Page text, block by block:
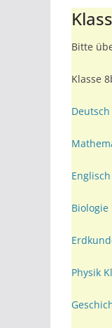
Bitte
Klasse
Biologie
Physik